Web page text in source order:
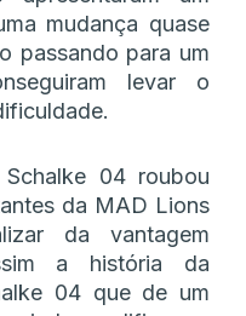
mudança quase
passando para um
levar o
04 roubou
da MAD Lions
da vantagem
a história da
04 que de um